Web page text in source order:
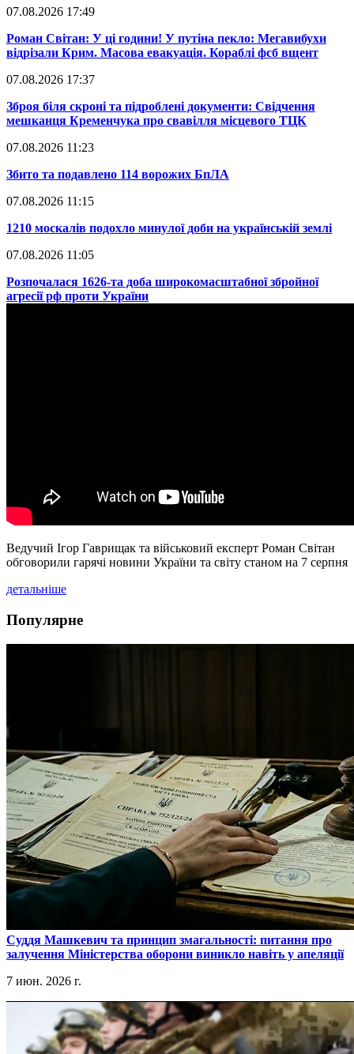
07.08.2026 17:49
​Роман Світан: У ці години! У путіна пекло: Мегавибухи
відрізали Крим. Масова евакуація. Кораблі фсб вщент
07.08.2026 17:37
​Зброя біля скроні та підроблені документи: Свідчення
мешканця Кременчука про свавілля місцевого ТЦК
07.08.2026 11:23
​Збито та подавлено 114 ворожих БпЛА
07.08.2026 11:15
​1210 москалів подохло минулої доби на українській землі
07.08.2026 11:05
​Розпочалася 1626-та доба широкомасштабної збройної
агресії рф проти України
Ведучий Ігор Гаврищак та військовий експерт Роман Світан
обговорили гарячі новини України та світу станом на 7 серпня
детальніше
Популярне
​Суддя Машкевич та принцип змагальності: питання про
залучення Міністерства оборони виникло навіть у апеляції
7 июн. 2026 г.